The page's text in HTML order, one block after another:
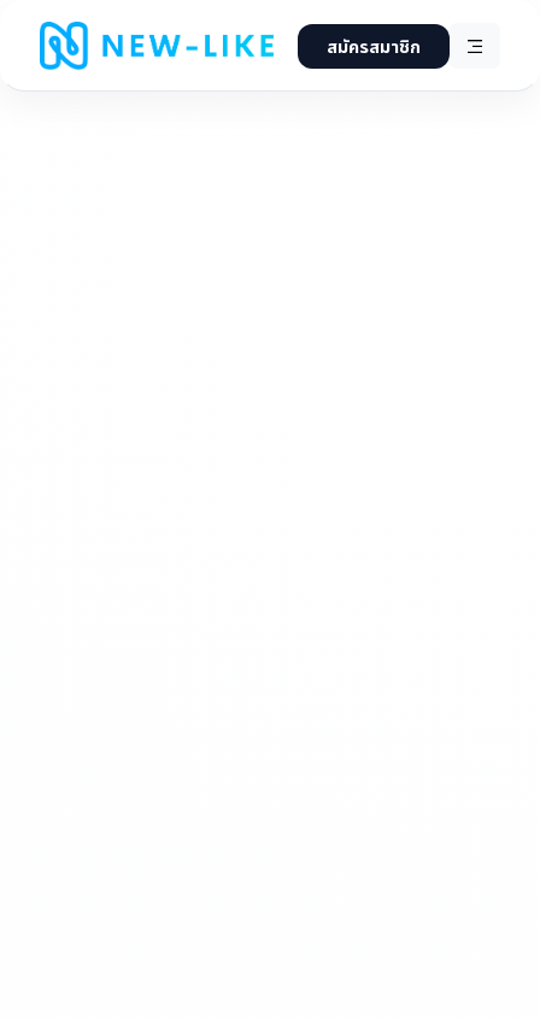
สมัครสมาชิก